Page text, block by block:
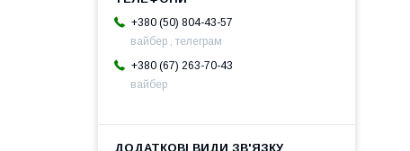
+380 (50) 804-43-57
вайбер , телеграм
+380 (67) 263-70-43
вайбер